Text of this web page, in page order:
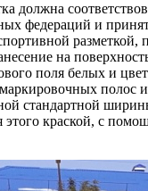
должна
федераций и
разметкой,
на
поля белых и
полос и
стандартной
этого краской, с